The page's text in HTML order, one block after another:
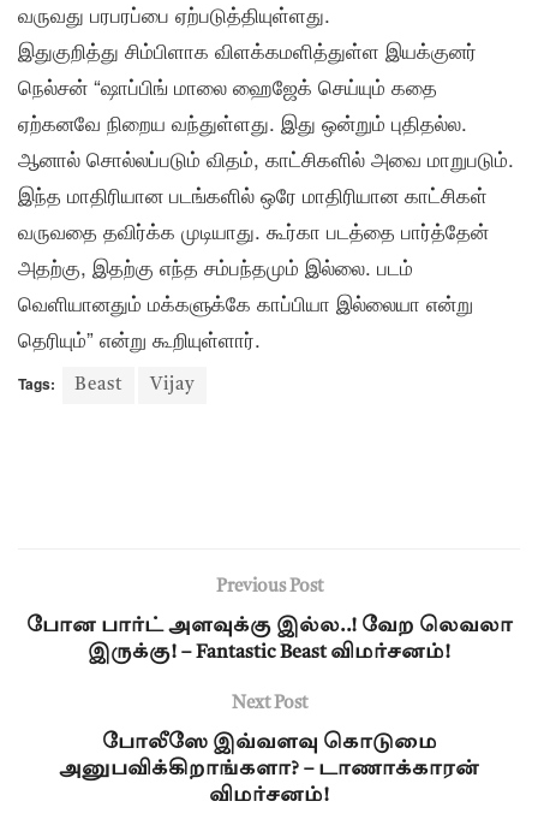
வருவது பரபரப்பை ஏற்படுத்தியுள்ளது.
இதுகுறித்து சிம்பிளாக விளக்கமளித்துள்ள இயக்குனர்
நெல்சன் “ஷாப்பிங் மாலை ஹைஜேக் செய்யும் கதை
ஏற்கனவே நிறைய வந்துள்ளது. இது ஒன்றும் புதிதல்ல.
ஆனால் சொல்லப்படும் விதம், காட்சிகளில் அவை மாறுபடும்.
இந்த மாதிரியான படங்களில் ஒரே மாதிரியான காட்சிகள்
வருவதை தவிர்க்க முடியாது. கூர்கா படத்தை பார்த்தேன்
அதற்கு, இதற்கு எந்த சம்பந்தமும் இல்லை. படம்
வெளியானதும் மக்களுக்கே காப்பியா இல்லையா என்று
தெரியும்” என்று கூறியுள்ளார்.
Tags: Beast Vijay
Previous Post
போன பார்ட் அளவுக்கு இல்ல..! வேற லெவலா
இருக்கு! – Fantastic Beast விமர்சனம்!
Next Post
போலீஸே இவ்வளவு கொடுமை
அனுபவிக்கிறாங்களா? – டாணாக்காரன்
விமர்சனம்!